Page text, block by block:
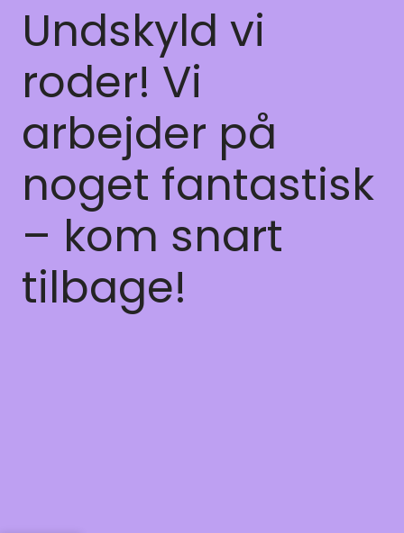
Undskyld vi
roder! Vi
arbejder på
noget fantastisk
– kom snart
tilbage!